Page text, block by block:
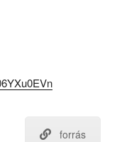
forrás